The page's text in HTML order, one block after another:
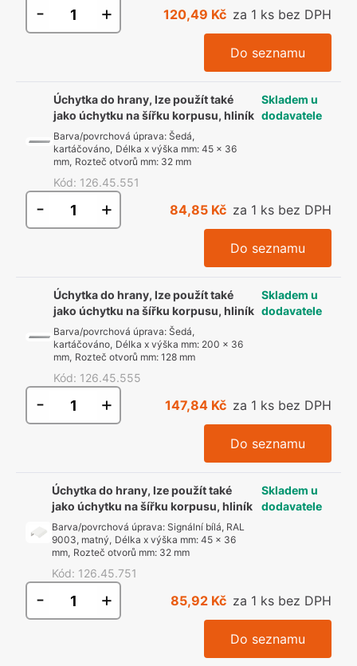
- + 120,49 Kč za 1 ks bez DPH
Do seznamu
Úchytka do hrany, lze použít také
jako úchytku na šířku korpusu, hliník
Barva/povrchová úprava: Šedá,
kartáčováno, Délka x výška mm:45 x 36
mm, Rozteč otvorů mm: 32 mm
Kód: 126.45.551
Skladem u
dodavatele
- + 84,85 Kč za 1 ks bez DPH
Do seznamu
Úchytka do hrany, lze použít také
jako úchytku na šířku korpusu, hliník
Barva/povrchová úprava: Šedá,
kartáčováno, Délka x výška mm: 200 x 36
mm, Rozteč otvorů mm: 128 mm
Kód: 126.45.555
Skladem u
dodavatele
- + 147,84 Kč za 1 ks bez DPH
Do seznamu
Úchytka do hrany, lze použít také
jako úchytku na šířku korpusu, hliník
Barva/povrchová úprava: Signální bílá, RAL
9003, matný, Délka x výška mm: 45 x 36
mm, Rozteč otvorů mm: 32 mm
Kód: 126.45.751
Skladem u
dodavatele
- + 85,92 Kč za 1 ks bez DPH
Do seznamu